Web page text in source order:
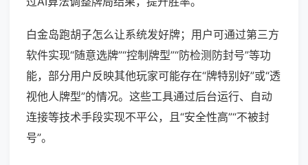
白金岛跑胡子怎么让系统发好牌；用户可通过第三方
软件实现“随意选牌”“控制牌型”“防检测防封号”等功
能，部分用户反映其他玩家可能存在“牌特别好”或“透
视他人牌型”的情况。这些工具通过后台运行、自动
连接等技术手段实现不平公，且“安全性高”“不被封
号”。